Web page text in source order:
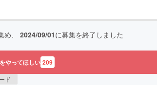
め、 2024/09/01に募集を終了しました
やってほしい 209
ド